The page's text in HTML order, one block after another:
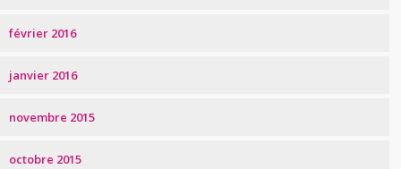
février 2016
janvier 2016
novembre 2015
octobre 2015